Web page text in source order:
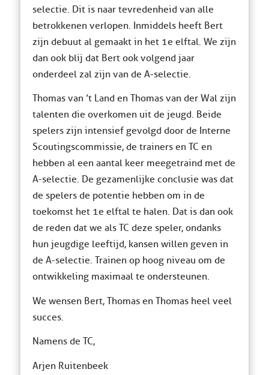
selectie. Dit is naar tevredenheid van alle
betrokkenen verlopen. Inmiddels heeft Bert
zijn debuut al gemaakt in het 1e elftal. We zijn
dan ook blij dat Bert ook volgend jaar
onderdeel zal zijn van de A-selectie.
Thomas van ’t Land en Thomas van der Wal zijn
talenten die overkomen uit de jeugd. Beide
spelers zijn intensief gevolgd door de Interne
Scoutingscommissie, de trainers en TC en
hebben al een aantal keer meegetraind met de
A-selectie. De gezamenlijke conclusie was dat
de spelers de potentie hebben om in de
toekomst het 1e elftal te halen. Dat is dan ook
de reden dat we als TC deze speler, ondanks
hun jeugdige leeftijd, kansen willen geven in
de A-selectie. Trainen op hoog niveau om de
ontwikkeling maximaal te ondersteunen.
We wensen Bert, Thomas en Thomas heel veel
succes.
Namens de TC,
Arjen Ruitenbeek